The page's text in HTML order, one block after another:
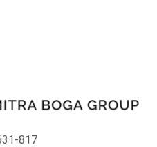
817